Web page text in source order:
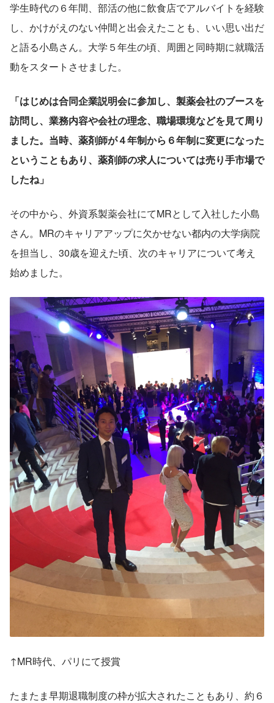
学生時代の６年間、部活の他に飲食店でアルバイトを経験
し、かけがえのない仲間と出会えたことも、いい思い出だ
と語る小島さん。大学５年生の頃、周囲と同時期に就職活
動をスタートさせました。
「はじめは合同企業説明会に参加し、製薬会社のブースを
訪問し、業務内容や会社の理念、職場環境などを見て周り
ました。当時、薬剤師が４年制から６年制に変更になった
ということもあり、薬剤師の求人については売り手市場で
したね」
その中から、外資系製薬会社にてMRとして入社した小島
さん。MRのキャリアアップに欠かせない都内の大学病院
を担当し、30歳を迎えた頃、次のキャリアについて考え
始めました。
↑MR時代、パリにて授賞
たまたま早期退職制度の枠が拡大されたこともあり、約６